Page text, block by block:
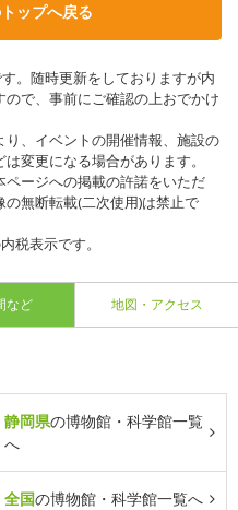
ップへ戻る
。随時更新をしておりますが内
で、事前にご確認の上おでかけ
、イベントの開催情報、施設の
変更になる場合があります。
ージへの掲載の許諾をいただ
無断転載(二次使用)は禁止で
税表示です。
など 地図・アクセス
静岡県の博物館・科学館一覧
へ
全国の博物館・科学館一覧へ